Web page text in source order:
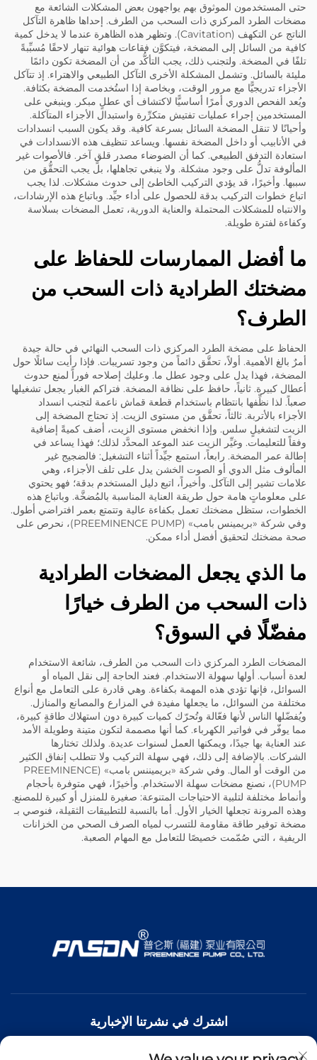
حتى المستخدمون الموثوق بهم يواجهون بعض المشكلات الشائعة مع
مضخات الطرد المركزي ذات السحب من الطرف. إحداها ظاهرة التآكل
الناتج عن التكهف (Cavitation). وتظهر هذه الظاهرة عندما لا يدخل كمية
كافية من السائل إلى المضخة، فيتكوَّن فقاعات هوائية تنهار لاحقًا مُسبِّبةً
تلفًا في المضخة. ولتجنب ذلك، يجب التأكُّد من أن المضخة تكون دائمًا
مليئة بالسائل. وتشمل المشكلة الأخرى التآكل الطبيعي والاهتراء. إذ تتآكل
الأجزاء تدريجيًّا مع مرور الوقت، وبخاصة إذا استُخدمت المضخة بكثافة.
ويُعد الفحص الدوري أمرًا أساسيًّا لاكتشاف أي عطلٍ مبكر. وينبغي على
المستخدمين إجراء عمليات تفتيش متكرِّرة واستبدال الأجزاء المتآكلة.
وأحيانًا لا تنقل المضخة السائل بسرعة كافية. وقد يكون السبب انسدادات
في الأنابيب أو داخل المضخة نفسها. ويساعد تنظيف هذه الانسدادات في
استعادة التدفق الطبيعي. كما أن الضوضاء مصدر قلقٍ آخر. فالأصوات غير
المألوفة تدلُّ على وجود مشكلة. ولا ينبغي تجاهلها، بل يجب التحقُّق من
سببها. وأخيرًا، قد يؤدي التركيب الخاطئ إلى حدوث مشكلات. لذا يجب
اتباع خطوات التركيب بدقة للحصول على أداء جيِّد. وباتباع هذه الإرشادات،
والانتباه للمشكلات المحتملة والعناية الدورية، تعمل المضخات بسلاسة
وكفاءة لفترة طويلة.
ما أفضل الممارسات للحفاظ على
مضختك الطرادية ذات السحب من
الطرف؟
الحفاظ على مضخة الطرد المركزي ذات السحب النهائي في حالة جيدة
أمرٌ بالغ الأهمية. أولاً، تحقَّق دائماً من وجود تسريبات. فإذا رأيت سائلًا حول
المضخة، فهذا يدل على وجود عطل ما. وعليك إصلاحه فوراً لمنع حدوث
أعطال كبيرة. ثانياً، حافظ على نظافة المضخة. فتراكم الغبار يجعل تشغيلها
صعباً. لذا نظِّفها بانتظام باستخدام قطعة قماش ناعمة لتجنب انسداد
الأجزاء بالأتربة. ثالثاً، تحقَّق من مستوى الزيت. إذ تحتاج المضخة إلى
الزيت لتشغيلٍ سلس. وإذا انخفض مستوى الزيت، أضف كميةً إضافية
وفقاً للتعليمات. وغيِّر الزيت عند الموعد المحدَّد لذلك؛ فهذا يساعد في
إطالة عمر المضخة. رابعاً، استمع جيِّداً أثناء التشغيل: فالضجيج غير
المألوف مثل الدوي أو الصوت الخشن يدل على تلف الأجزاء، وهي
علامات تشير إلى التآكل. وأخيراً، اتبع دليل المستخدم بدقة؛ فهو يحتوي
على معلوماتٍ هامة حول طريقة العناية المناسبة بالمُضخَّة. وباتباع هذه
الخطوات، ستظل مضختك تعمل بكفاءة عالية وتتمتع بعمر افتراضي أطول.
وفي شركة «بريمينس بامب» (PREEMINENCE PUMP)، نحرص على
صحة مضختك لتحقيق أفضل أداء ممكن.
ما الذي يجعل المضخات الطرادية
ذات السحب من الطرف خيارًا
مفضّلًا في السوق؟
المضخات الطرد المركزي ذات السحب من الطرف، شائعة الاستخدام
لعدة أسباب. أولها سهولة الاستخدام. فعند الحاجة إلى نقل المياه أو
السوائل، فإنها تؤدي هذه المهمة بكفاءة. وهي قادرة على التعامل مع أنواع
مختلفة من السوائل، ما يجعلها مفيدة في المزارع والمصانع والمنازل.
ويُفضّلها الناس لأنها فعّالة وتُحرّك كميات كبيرة دون استهلاك طاقةٍ كبيرة،
مما يوفّر في فواتير الكهرباء. كما أنها مصممة لتكون متينة وطويلة الأمد
عند العناية بها جيدًا، ويمكنها العمل لسنوات عديدة. ولذلك تختارها
الشركات. بالإضافة إلى ذلك، فهي سهلة التركيب ولا تتطلب إنفاق الكثير
من الوقت أو المال. وفي شركة «بريميننس بامب» (PREEMINENCE
PUMP)، نصنع مضخات سهلة الاستخدام. وأخيرًا، فهي متوفرة بأحجام
وأنماط مختلفة لتلبية الاحتياجات المتنوعة: صغيرة للمنزل أو كبيرة للمصنع.
وهذه المرونة تجعلها الخيار الأول. أما بالنسبة للتطبيقات الثقيلة، فنوصي بـ
مضخة توفير طاقة مقاومة للتسرب لمياه الصرف الصحي من الخزانات
الريفية ، التي صُمّمت خصيصًا للتعامل مع المهام الصعبة.
اشترك في نشرتنا الإخبارية